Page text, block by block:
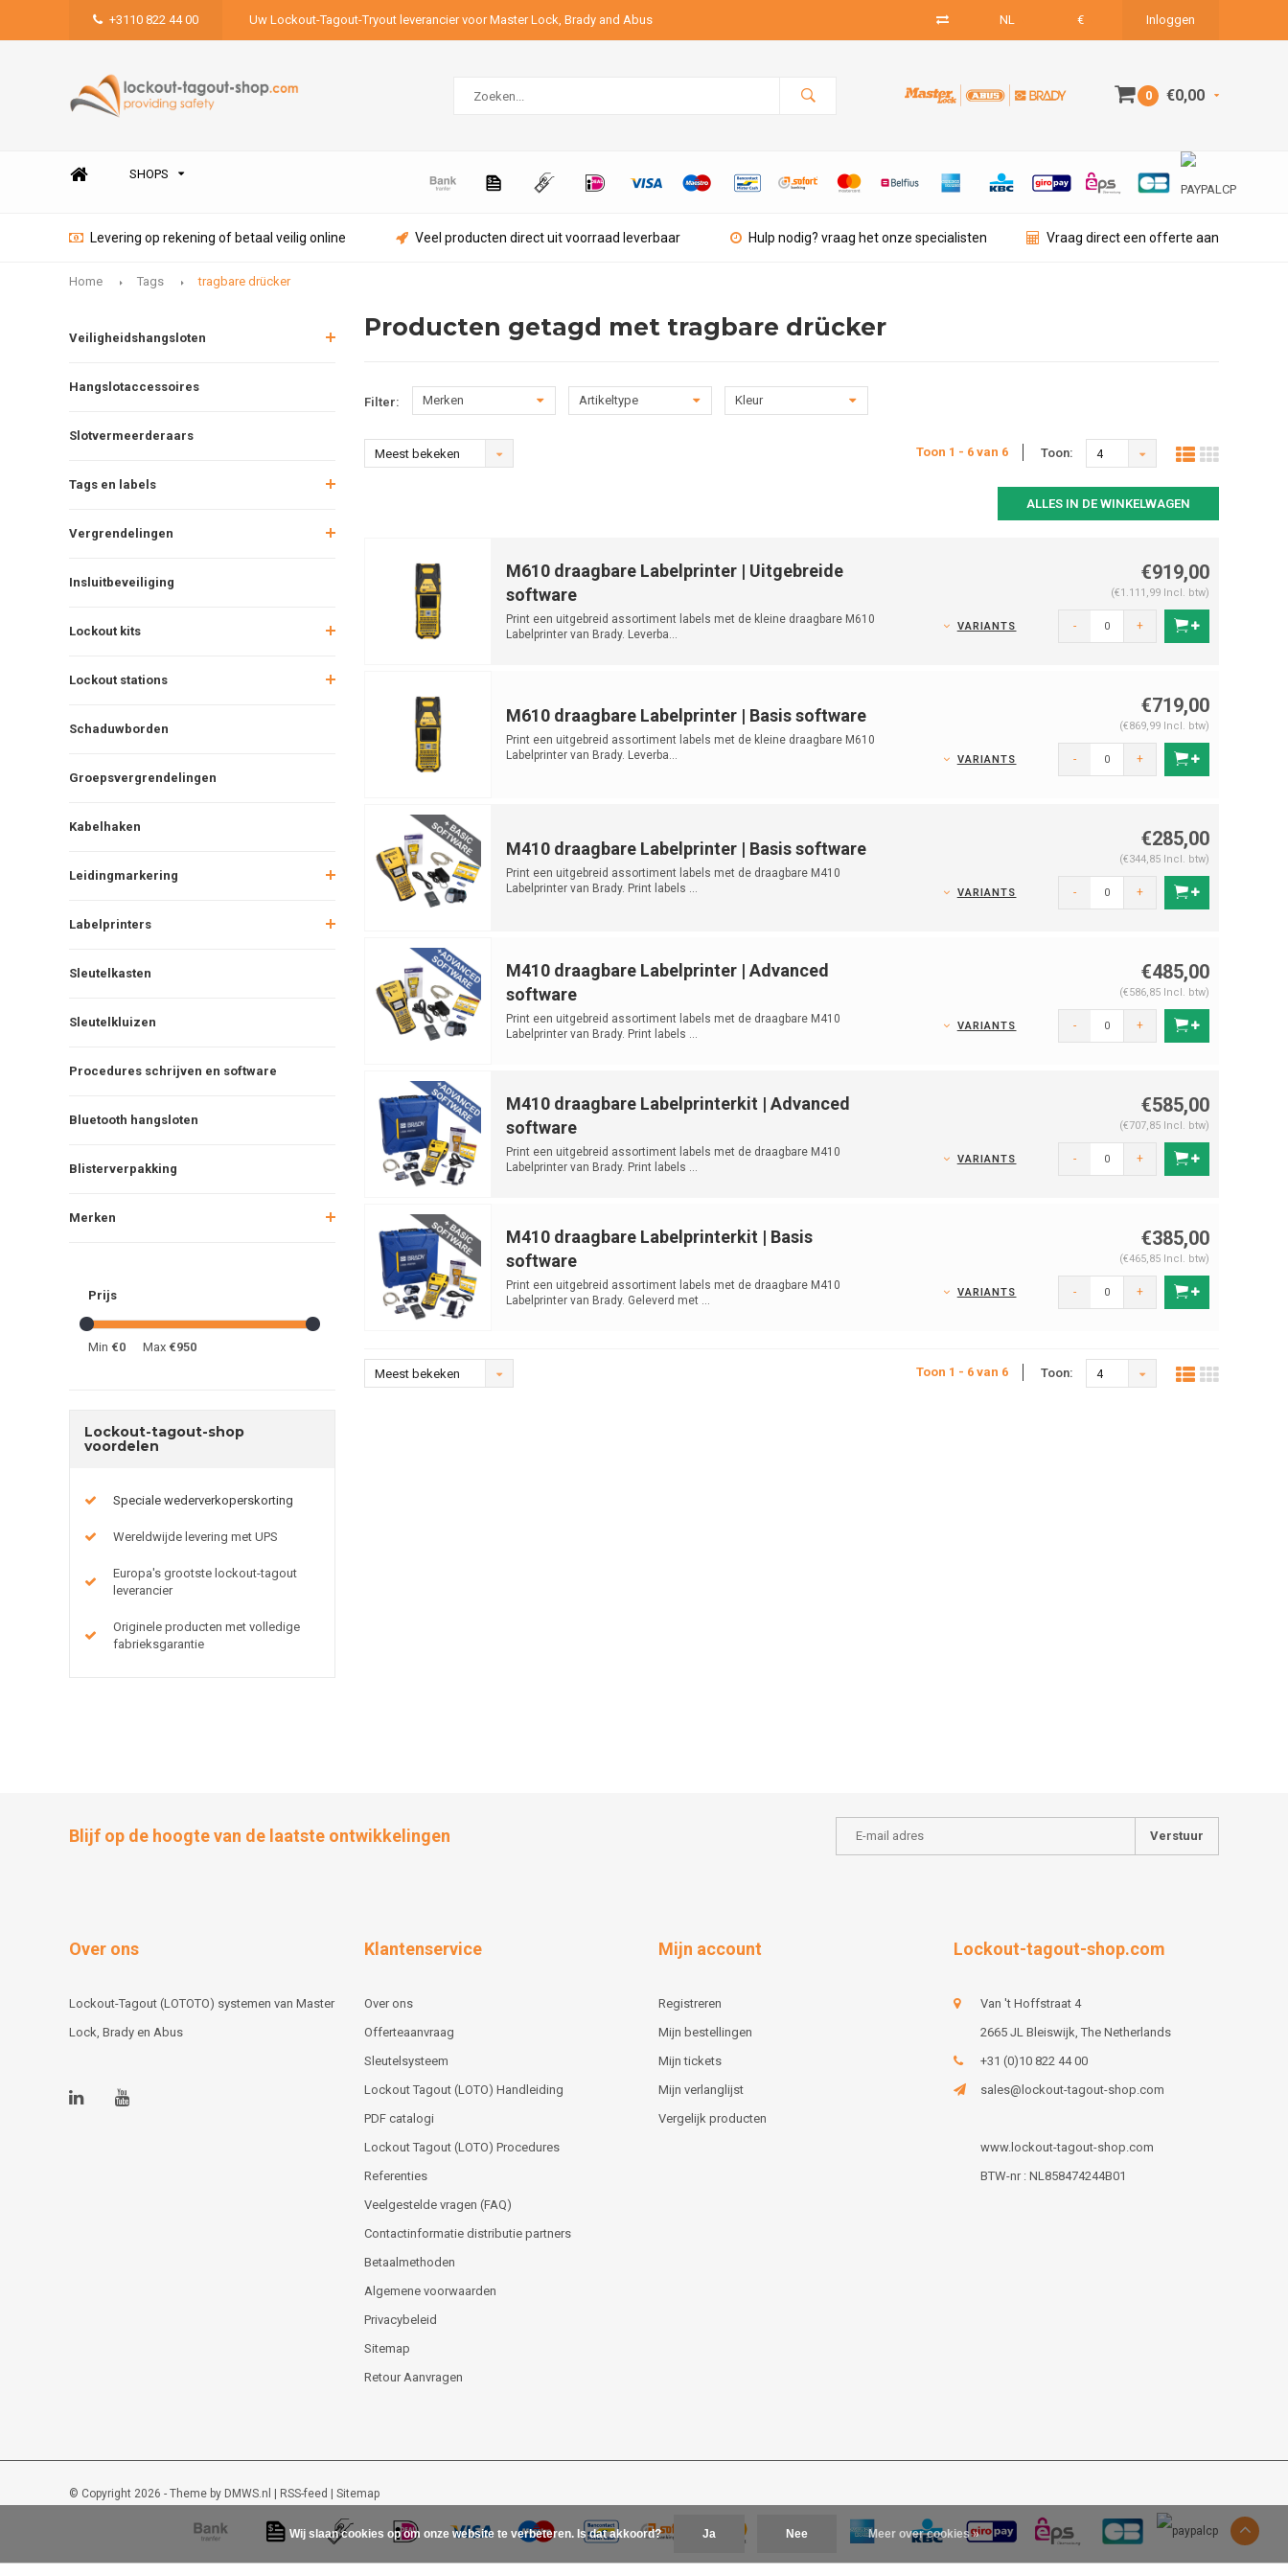
+3110 822 44 00 Uw Lockout-Tagout-Tryout leverancier voor Master Lock, Brady and Abus NL € Inloggen
0 €0,00
SHOPS
Levering op rekening of betaal veilig online Veel producten direct uit voorraad leverbaar Hulp nodig? vraag het onze specialisten Vraag direct een offerte aan
Home Tags tragbare drücker
Veiligheidshangsloten
Hangslotaccessoires
Slotvermeerderaars
Tags en labels
Vergrendelingen
Insluitbeveiliging
Lockout kits
Lockout stations
Schaduwborden
Groepsvergrendelingen
Kabelhaken
Leidingmarkering
Labelprinters
Sleutelkasten
Sleutelkluizen
Procedures schrijven en software
Bluetooth hangsloten
Blisterverpakking
Merken
Prijs
Min €0 Max €950
Lockout-tagout-shop
voordelen
Speciale wederverkoperskorting
Wereldwijde levering met UPS
Europa's grootste lockout-tagout
leverancier
Originele producten met volledige
fabrieksgarantie
Producten getagd met tragbare drücker
Filter: Merken Artikeltype Kleur
Meest bekeken Toon 1 - 6 van 6 Toon: 4
ALLES IN DE WINKELWAGEN
M610 draagbare Labelprinter | Uitgebreide
software
Print een uitgebreid assortiment labels met de kleine draagbare M610
Labelprinter van Brady. Leverba...
€919,00
(€1.111,99 Incl. btw)
VARIANTS - +
M610 draagbare Labelprinter | Basis software
Print een uitgebreid assortiment labels met de kleine draagbare M610
Labelprinter van Brady. Leverba...
€719,00
(€869,99 Incl. btw)
VARIANTS - +
M410 draagbare Labelprinter | Basis software
Print een uitgebreid assortiment labels met de draagbare M410
Labelprinter van Brady. Print labels ...
€285,00
(€344,85 Incl. btw)
VARIANTS - +
M410 draagbare Labelprinter | Advanced
software
Print een uitgebreid assortiment labels met de draagbare M410
Labelprinter van Brady. Print labels ...
€485,00
(€586,85 Incl. btw)
VARIANTS - +
M410 draagbare Labelprinterkit | Advanced
software
Print een uitgebreid assortiment labels met de draagbare M410
Labelprinter van Brady. Print labels ...
€585,00
(€707,85 Incl. btw)
VARIANTS - +
M410 draagbare Labelprinterkit | Basis
software
Print een uitgebreid assortiment labels met de draagbare M410
Labelprinter van Brady. Geleverd met ...
€385,00
(€465,85 Incl. btw)
VARIANTS - +
Meest bekeken Toon 1 - 6 van 6 Toon: 4
Blijf op de hoogte van de laatste ontwikkelingen Verstuur
Over ons
Lockout-Tagout (LOTOTO) systemen van Master
Lock, Brady en Abus
Klantenservice
Over ons
Offerteaanvraag
Sleutelsysteem
Lockout Tagout (LOTO) Handleiding
PDF catalogi
Lockout Tagout (LOTO) Procedures
Referenties
Veelgestelde vragen (FAQ)
Contactinformatie distributie partners
Betaalmethoden
Algemene voorwaarden
Privacybeleid
Sitemap
Retour Aanvragen
Mijn account
Registreren
Mijn bestellingen
Mijn tickets
Mijn verlanglijst
Vergelijk producten
Lockout-tagout-shop.com
Van 't Hoffstraat 4
2665 JL Bleiswijk, The Netherlands
+31 (0)10 822 44 00
sales@lockout-tagout-shop.com
www.lockout-tagout-shop.com
BTW-nr : NL858474244B01
© Copyright 2026 - Theme by DMWS.nl | RSS-feed | Sitemap
Lockout-tagout-shop 9/10-48beoordelingen opKiyoh
Wij slaan cookies op om onze website te verbeteren. Is dat akkoord? Ja Nee Meer over cookies »